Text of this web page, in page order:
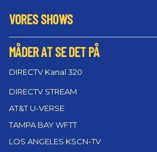
VORES SHOWS
MÅDER AT SE DET PÅ
DIRECTV Kanal 320
DIRECTV STREAM
AT&T U-VERSE
TAMPA BAY WFTT
LOS ANGELES KSCN-TV